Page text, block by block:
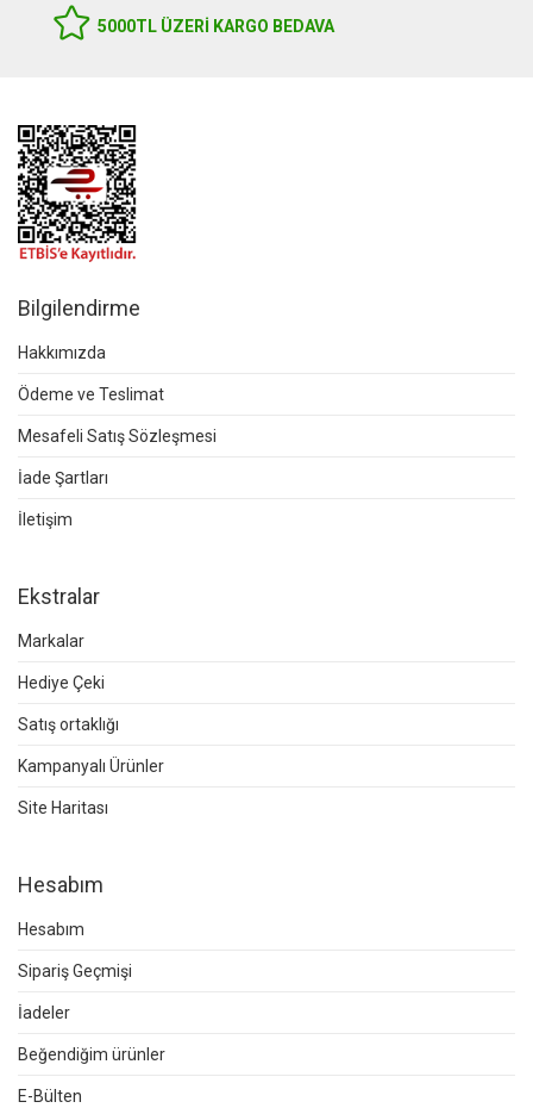
5000TL ÜZERI KARGO BEDAVA
Bilgilendirme
Hakkımızda
Ödeme ve Teslimat
Mesafeli Satış Sözleşmesi
İade Şartları
İletişim
Ekstralar
Markalar
Hediye Çeki
Satış ortaklığı
Kampanyalı Ürünler
Site Haritası
Hesabım
Hesabım
Sipariş Geçmişi
İadeler
Beğendiğim ürünler
E-Bülten